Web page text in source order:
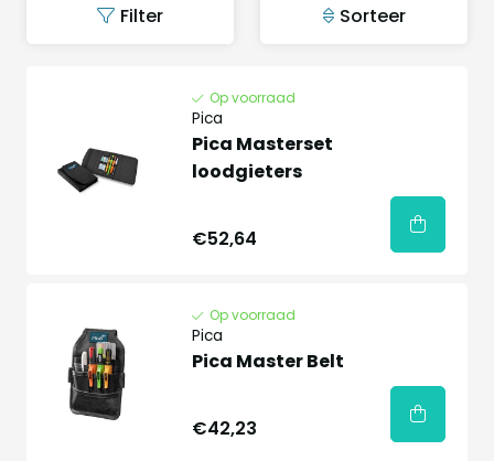
Filter Sorteer
Op voorraad
Pica
Pica Masterset
loodgieters
€52,64
Op voorraad
Pica
Pica Master Belt
€42,23